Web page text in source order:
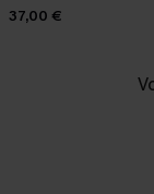
37,00 €